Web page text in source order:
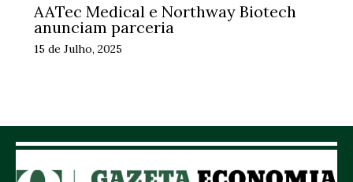
AATec Medical e Northway Biotech
anunciam parceria
15 de Julho, 2025